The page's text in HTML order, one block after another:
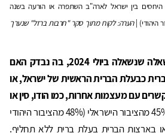
בין ישראל לארה"ב השתפרה או הורעה בשנה
היהודי) |הערה: לקוח מתוך סקר "חרבות ברזל" שנערך
לבסוף, פערים עלו גם בשאלה שנשאלה ביולי 2024, בה נבדק האם
כבעלת הברית הראשית של ישראל, או
עם מעצמות אחרות, כמו הודו, סין או
. הממצאים העלו כי 45% מהציבור הישראלי (48% מהציבור היהודי
ראו בארצות הברית בעלת ברית ללא תחליף.